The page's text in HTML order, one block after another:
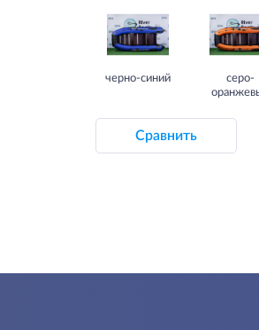
черно-синий
серо-
Сравнить